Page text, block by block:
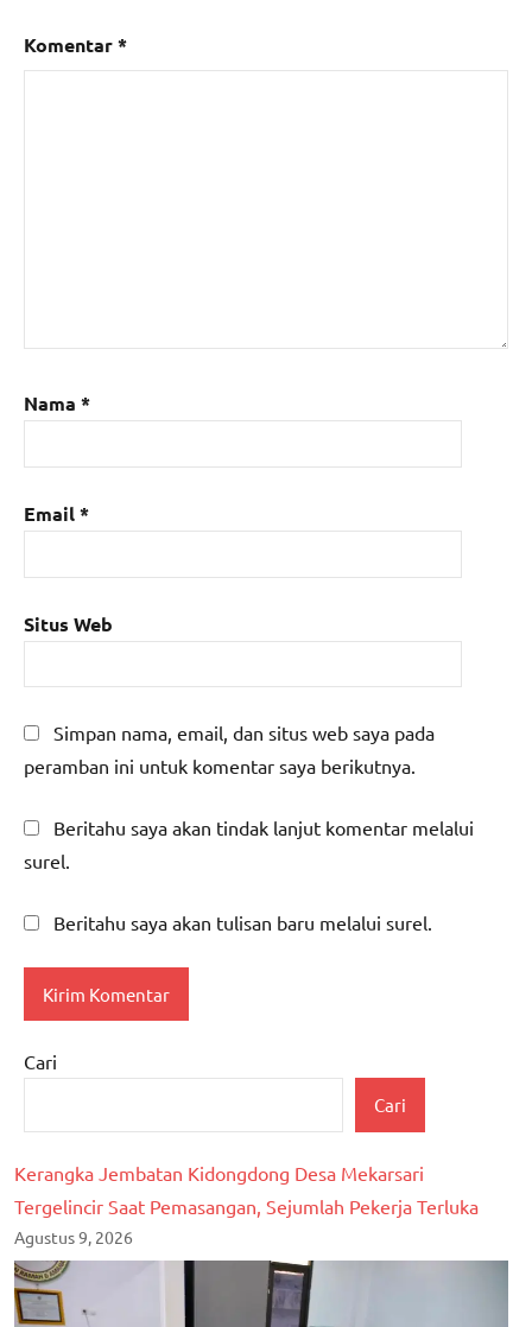
Komentar*
Nama *
Email*
Situs Web
Simpan nama, email, dan situs web saya pada
peramban ini untuk komentar saya berikutnya.
Beritahu saya akan tindak lanjut komentar melalui
surel.
Beritahu saya akan tulisan baru melalui surel.
Cari
Cari
Kerangka Jembatan Kidongdong Desa Mekarsari
Tergelincir Saat Pemasangan, Sejumlah Pekerja Terluka
Agustus 9, 2026